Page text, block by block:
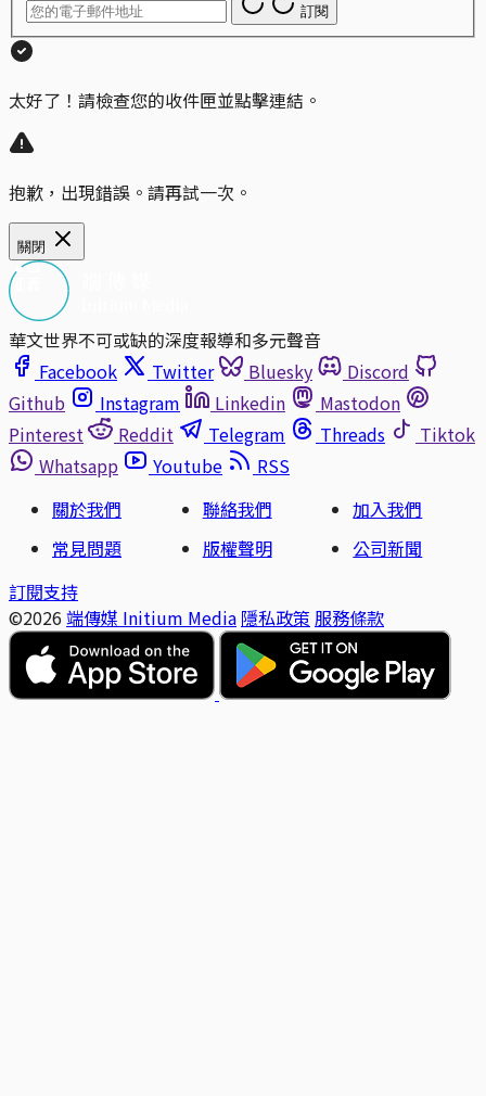
訂閱
太好了！請檢查您的收件匣並點擊連結。
抱歉，出現錯誤。請再試一次。
關閉
華文世界不可或缺的深度報導和多元聲音
Facebook
Twitter Bluesky
Discord
Github
Instagram Linkedin
Mastodon
Pinterest
Reddit Telegram Threads
Tiktok
Whatsapp
Youtube
RSS
關於我們
聯絡我們
加入我們
常見問題
版權聲明
公司新聞
訂閱支持
©2026 端傳媒 Initium Media 隱私政策 服務條款